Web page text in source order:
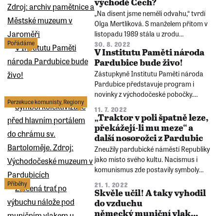
východě Čech?
„Na disent jsme neměli odvahu,“ tvrdí
Olga Mertlíková. S manželem přitom v
listopadu 1989 stála u zrodu
jaroměřské pobočky OF a ve
východočeském městě
spoluorganizovala první demonstraci.
Pořádáme 30. 8. 2022
V Institutu Paměti národa
Pardubice bude živo!
Zástupkyně Institutu Paměti národa
Pardubice představuje program i
novinky z východočeské pobočky.
a také začíná pravidelný provoz
interaktivní expozice. Tento rok zde na
vlastní kůži zažilo část naší historie už
1100 žáků.
Perzekuce komunisty,Regiony
11. 7. 2022
„Traktor v poli špatně leze,
překážejí-li mu meze“ a
další nosorožci z Pardubic
Zneužily pardubické náměstí Republiky
jako místo svého kultu. Nacismus i
komunismus zde postavily symboly
i bizarní oslava kolektivizace. A co
rudoarmějec od ‚Tyršáků‘? Bude se
jako Stalinův sokl bez Stalina taky
Příběhy 21. 1. 2022
Skvěle učil! A taky vyhodil
do vzduchu
německý muniční vlak...